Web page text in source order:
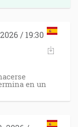
/ 19:30
en un